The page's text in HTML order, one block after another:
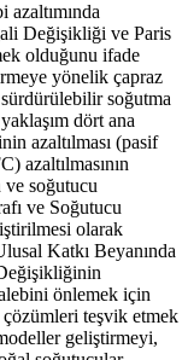
azaltımında
Değişikliği ve Paris
olduğunu ifade
yönelik çapraz
soğutma
dört ana
azaltılması (pasif
azaltılmasının
ve soğutucu
ve Soğutucu
olarak
Katkı Beyanında
önlemek için
teşvik etmek
geliştirmeyi,